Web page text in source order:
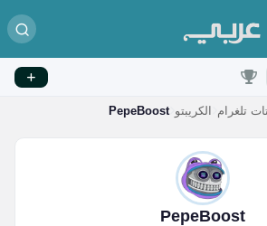
تلغرام الكريبتو PepeBoost
PepeBoost